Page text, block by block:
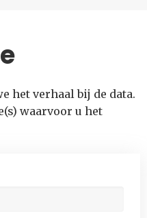
het verhaal bij de data.
waarvoor u het